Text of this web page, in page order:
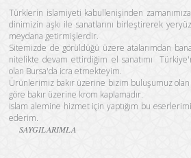
Türklerin islamiyeti kabullenişinden
dinimizin aşkı ile sanatlarını birleştirerek
meydana getirmişlerdir.
Sitemizde de görüldüğü üzere atalarımdan
nitelikte devam ettirdiğim el sanatımı
olan Bursa'da icra etmekteyim.
Ürünlerimiz bakır üzerine bizim buluşumuz
göre bakır üzerine krom kaplamadır.
İslam alemine hizmet için yaptığım bu
ederim.
SAYGILARIMLA